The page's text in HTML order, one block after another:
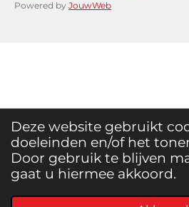
Deze website gebruikt
doeleinden en/of het
Door gebruik te blijven
gaat u hiermee akkoord.
Powered by JouwWeb